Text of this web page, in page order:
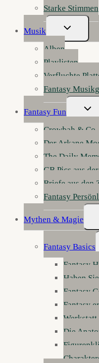
Starke Stimmen
Musik
Untermenü
Alben
Playlisten
Verfluchte
Fantasy
Fantasy Fun
Crowbah &
Der Arkane
The Daily
GB Pics aus
Briefe aus den
Fantasy
Mythen & Magie
Fantasy Basics
Fantasy
Haben
Fantasy
Fantasy
Werkstatt
Die